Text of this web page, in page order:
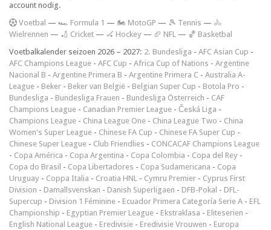
account nodig.
Voetbal — 🏎️ Formula 1 — 🏍 MotoGP — 🎾 Tennis — 🚴
Wielrennen — 🏏 Cricket — 🏑 Hockey — 🏈 NFL — 🏀 Basketbal
Voetbalkalender seizoen 2026 – 2027: 2. Bundesliga - AFC Asian Cup -
AFC Champions League - AFC Cup - Africa Cup of Nations - Argentine
Nacional B - Argentine Primera B - Argentine Primera C - Australia A-
League - Beker - Beker van België - Belgian Super Cup - Botola Pro -
Bundesliga - Bundesliga Frauen - Bundesliga Österreich - CAF
Champions League - Canadian Premier League - Česká Liga -
Champions League - China League One - China League Two - China
Women's Super League - Chinese FA Cup - Chinese FA Super Cup -
Chinese Super League - Club Friendlies - CONCACAF Champions League
- Copa América - Copa Argentina - Copa Colombia - Copa del Rey -
Copa do Brasil - Copa Libertadores - Copa Sudamericana - Copa
Uruguay - Coppa Italia - Croatia HNL - Cymru Premier - Cyprus First
Division - Damallsvenskan - Danish Superligaen - DFB-Pokal - DFL-
Supercup - Division 1 Féminine - Ecuador Primera Categoría Serie A - EFL
Championship - Egyptian Premier League - Ekstraklasa - Eliteserien -
English National League - Eredivisie - Eredivisie Vrouwen - Europa